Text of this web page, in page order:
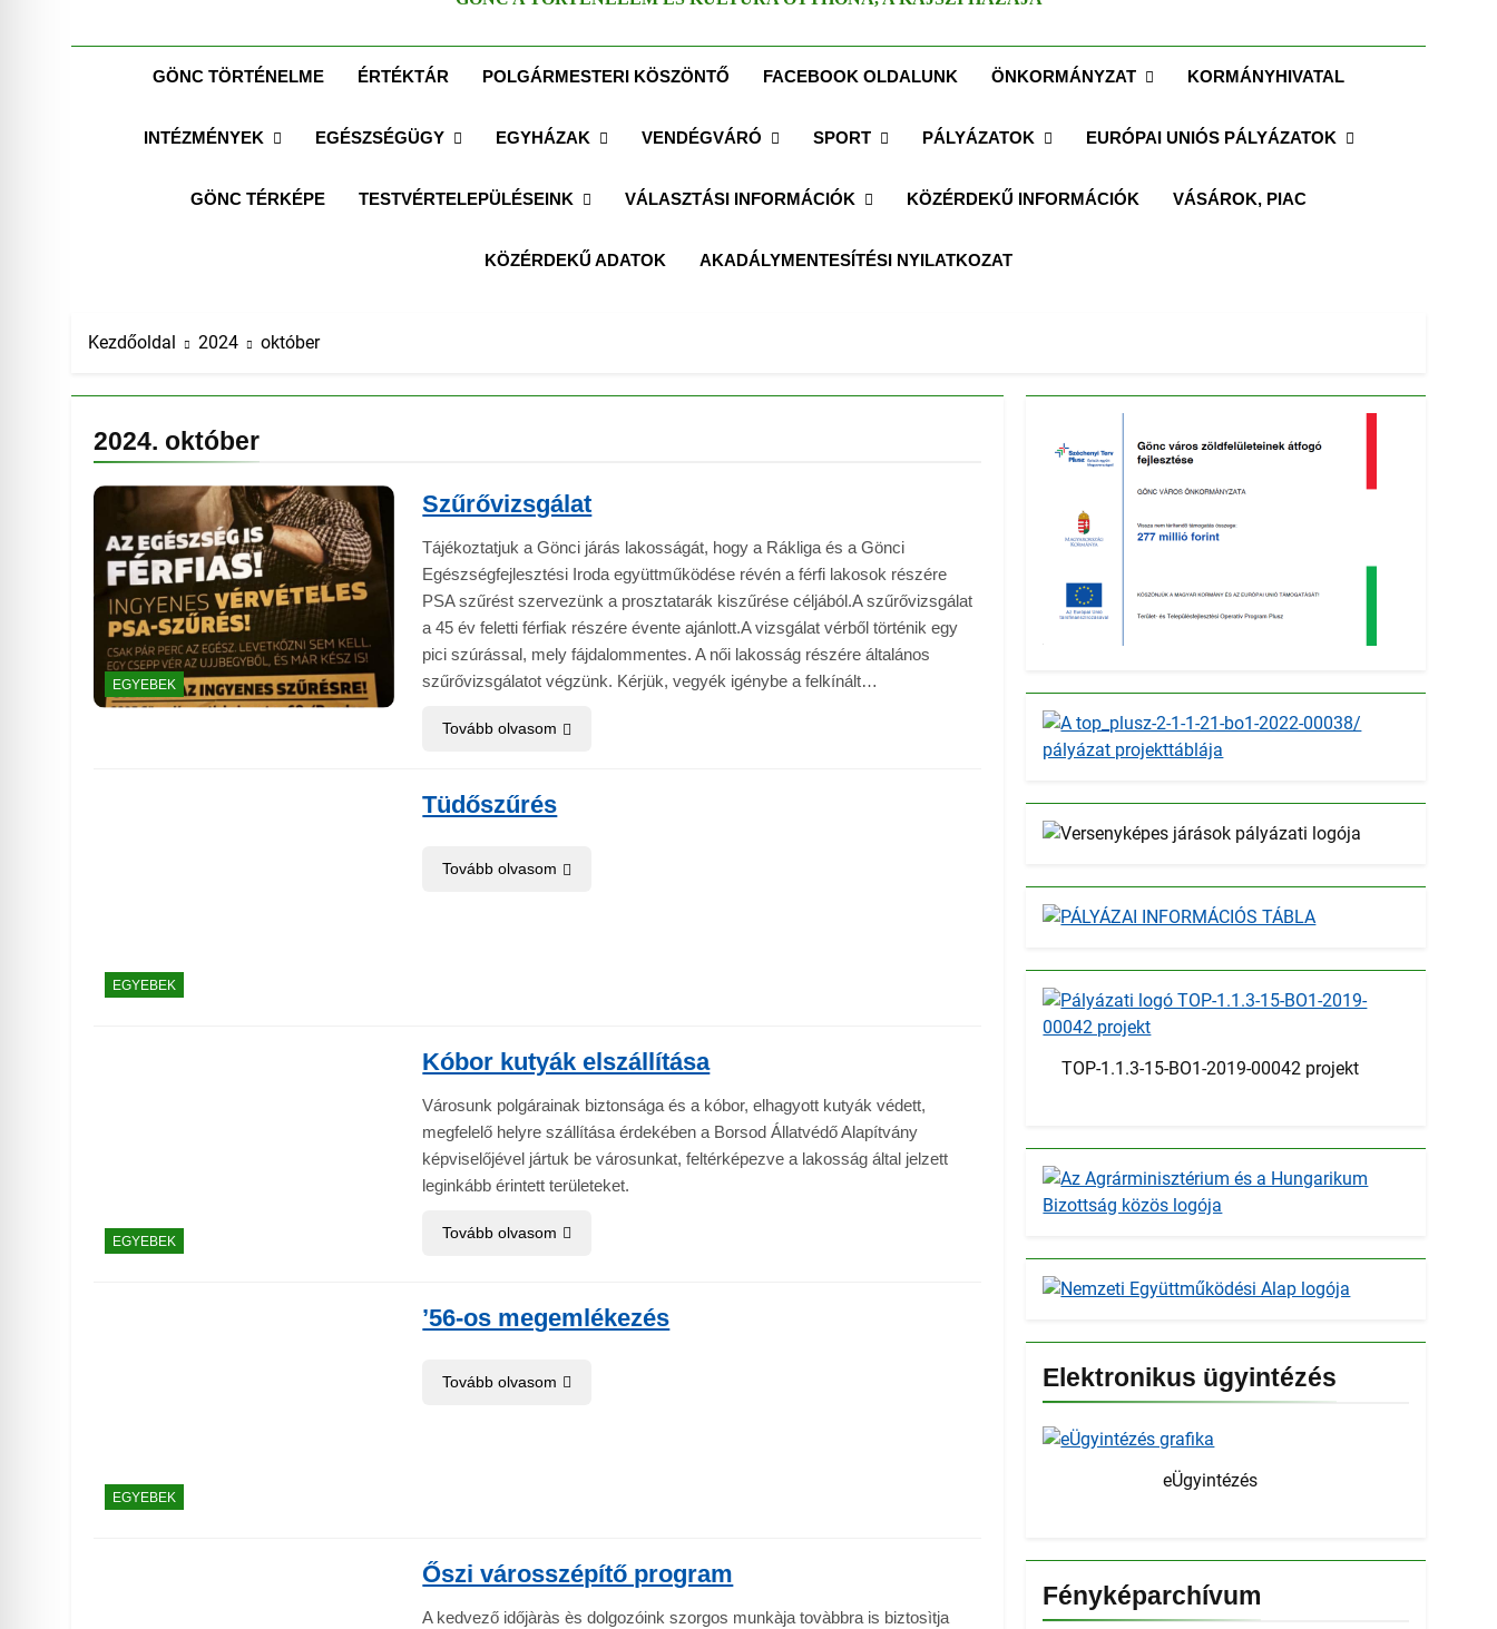
GÖNC TÖRTÉNELME ÉRTÉKTÁR POLGÁRMESTERI KÖSZÖNTŐ FACEBOOK OLDALUNK ÖNKORMÁNYZAT KORMÁNYHIVATAL
INTÉZMÉNYEK EGÉSZSÉGÜGY EGYHÁZAK VENDÉGVÁRÓ SPORT PÁLYÁZATOK EURÓPAI UNIÓS PÁLYÁZATOK
GÖNC TÉRKÉPE TESTVÉRTELEPÜLÉSEINK VÁLASZTÁSI INFORMÁCIÓK KÖZÉRDEKŰ INFORMÁCIÓK VÁSÁROK, PIAC
KÖZÉRDEKŰ ADATOK AKADÁLYMENTESÍTÉSI NYILATKOZAT
Kezdőoldal 2024 október
2024. október
EGYEBEK
Szűrővizsgálat
Tájékoztatjuk a Gönci járás lakosságát, hogy a Rákliga és a Gönci
Egészségfejlesztési Iroda együttműködése révén a férfi lakosok részére
PSA szűrést szervezünk a prosztatarák kiszűrése céljából.A szűrővizsgálat
a 45 év feletti férfiak részére évente ajánlott.A vizsgálat vérből történik egy
pici szúrással, mely fájdalommentes. A női lakosság részére általános
szűrővizsgálatot végzünk. Kérjük, vegyék igénybe a felkínált…
Tovább olvasom
EGYEBEK
Tüdőszűrés
Tovább olvasom
EGYEBEK
Kóbor kutyák elszállítása
Városunk polgárainak biztonsága és a kóbor, elhagyott kutyák védett,
megfelelő helyre szállítása érdekében a Borsod Állatvédő Alapítvány
képviselőjével jártuk be városunkat, feltérképezve a lakosság által jelzett
leginkább érintett területeket.
Tovább olvasom
EGYEBEK
’56-os megemlékezés
Tovább olvasom
Őszi városszépítő program
A kedvező időjàràs ès dolgozóink szorgos munkàja tovàbbra is biztosìtja
TOP-1.1.3-15-BO1-2019-00042 projekt
Elektronikus ügyintézés
eÜgyintézés
Fényképarchívum